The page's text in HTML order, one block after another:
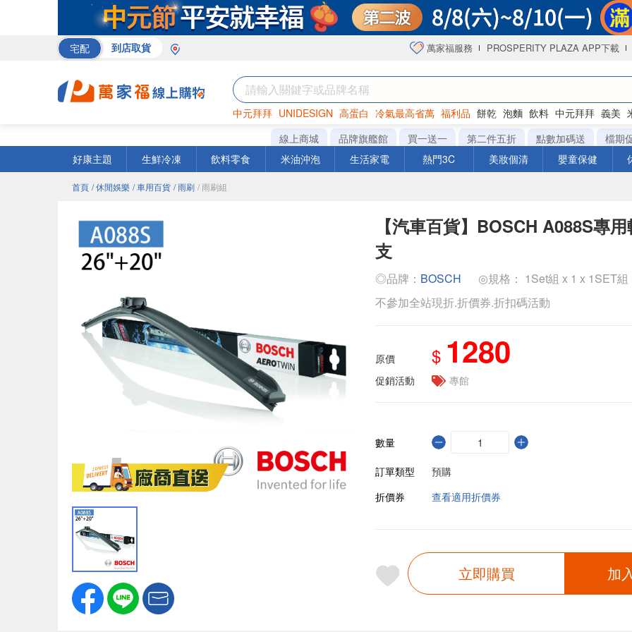
宅配 到店取貨 萬家福服務 PROSPERITY PLAZA APP下載
中元拜拜 UNIDESIGN 高蛋白 冷氣最高省萬 福利品 餅乾 泡麵 飲料 中元拜拜 義美
罐頭 海苔 洋芋片
線上商城 品牌旗艦館 買一送一 第二件五折 點數加碼送
檔期
好康主題
生鮮冷凍 飲料零食 米油沖泡 生活家電 熱門3C 美妝個清 嬰童保健
首頁 / 休閒娛樂 / 車用百貨 / 雨刷 / 雨刷組
【汽車百貨】BOSCH A088S專
支
◎品牌： BOSCH
◎規格： 1Set組 x 1 x 1SET組
不參加全站現折.折價券.折扣碼活動
原價 $ 1280
促銷活動 專館
數量
訂單類型
預購
折價券
查看適用折價券
立即購買 加